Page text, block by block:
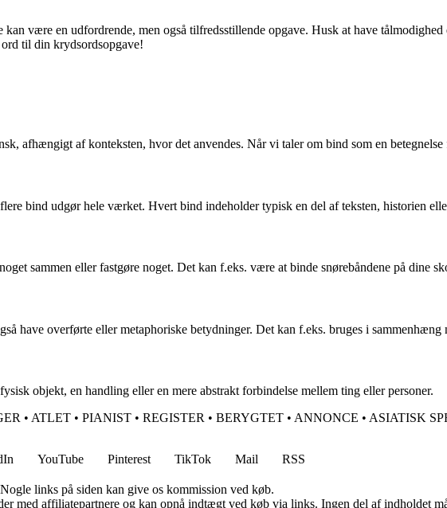
være en udfordrende, men også tilfredsstillende opgave. Husk at have
til din krydsordsopgave!
afhængigt af konteksten, hvor det anvendes. Når vi taler om bind som en
bind udgør hele værket. Hvert bind indeholder typisk en del af teksten, historien
sammen eller fastgøre noget. Det kan f.eks. være at binde snørebåndene på dine
have overførte eller metaphoriske betydninger. Det kan f.eks. bruges i
objekt, en handling eller en mere abstrakt forbindelse mellem ting eller personer.
• ATLET • PIANIST • REGISTER • BERYGTET • ANNONCE • ASIATISK
YouTube Pinterest TikTok Mail
RSS
links på siden kan give os kommission ved køb.
med affiliatepartnere og kan opnå indtægt ved køb via links. Ingen del af indholdet